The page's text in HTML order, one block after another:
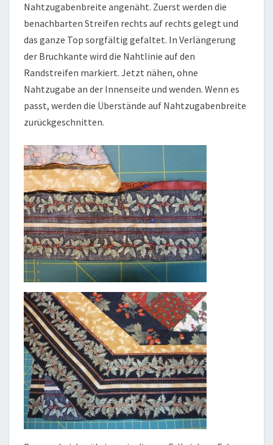
Nahtzugabenbreite angenäht. Zuerst werden die
benachbarten Streifen rechts auf rechts gelegt und
das ganze Top sorgfältig gefaltet. In Verlängerung
der Bruchkante wird die Nahtlinie auf den
Randstreifen markiert. Jetzt nähen, ohne
Nahtzugabe an der Innenseite und wenden. Wenn es
passt, werden die Überstände auf Nahtzugabenbreite
zurückgeschnitten.